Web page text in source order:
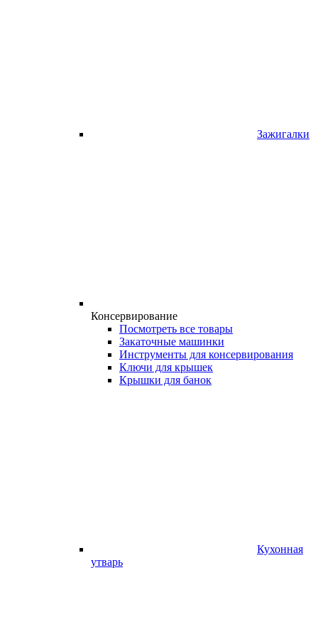
Зажигалки
Консервирование
Посмотреть все товары
Закаточные машинки
Инструменты для консервирования
Ключи для крышек
Крышки для банок
Кухонная
утварь